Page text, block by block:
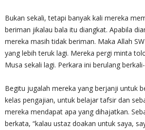
Bukan sekali, tetapi banyak kali mereka
beriman jikalau bala itu diangkat. Apabila
mereka masih tidak beriman. Maka Allah
yang lebih teruk lagi. Mereka pergi minta
Musa sekali lagi. Perkara ini berulang
Begitu jugalah mereka yang berjanji untuk
kelas pengajian, untuk belajar tafsir dan
mereka mendapat apa yang dihajatkan.
berkata, “kalau ustaz doakan untuk saya,